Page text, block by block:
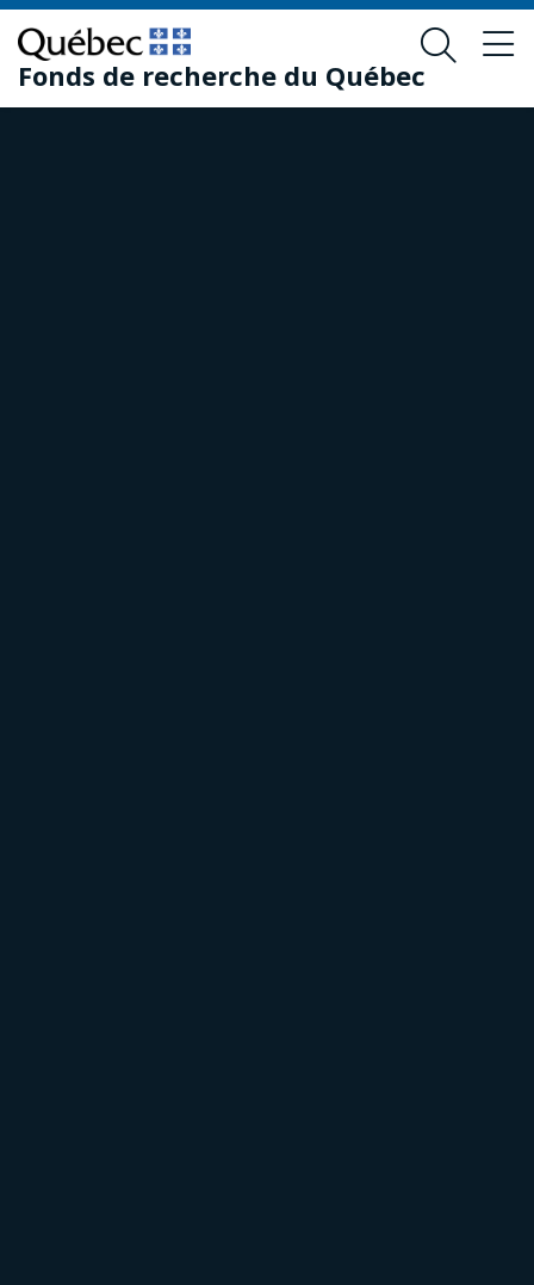
Passer
au
contenu
principal
Passer
au
pied
de
Fonds de recherche du Québec